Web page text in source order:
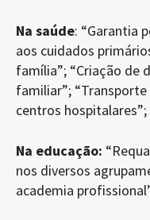
Na saúde: “Garantia
aos cuidados
família”; “Criação de
familiar”;
centros
Na educação:
nos diversos
academia